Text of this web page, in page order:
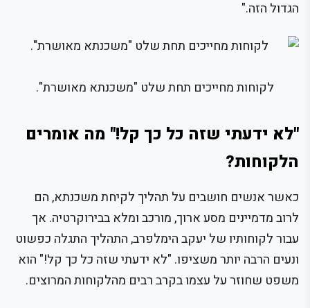
הגדול הזה."
לקוחות מחייכים תחת שלט "משכנתא מאושרת".
"לא ידעתי שזה כל כך קל!" מה אומרים
הלקוחות?
כאשר אנשים חושבים על תהליך לקיחת משכנתא, הם
לרוב מדמיינים מסע ארוך, מורכב ומלא בבירוקרטיה. אך
עבור לקוחותיו של יעקב הימלפרב, התהליך התגלה כפשוט
ונעים הרבה יותר משציפו. "לא ידעתי שזה כל כך קל!" הוא
משפט שחוזר על עצמו בקרב רבים מהלקוחות המרוצים.